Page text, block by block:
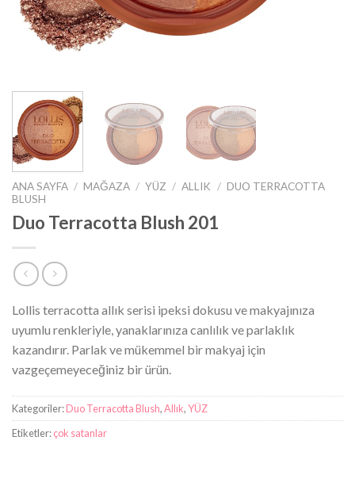
ANA SAYFA / MAĞAZA / YÜZ / ALLIK / DUO TERRACOTTA
BLUSH
Duo Terracotta Blush 201
Lollis terracotta allık serisi ipeksi dokusu ve makyajınıza
uyumlu renkleriyle, yanaklarınıza canlılık ve parlaklık
kazandırır. Parlak ve mükemmel bir makyaj için
vazgeçemeyeceğiniz bir ürün.
Kategoriler:Duo Terracotta Blush,Allık,YÜZ
Etiketler:çok satanlar